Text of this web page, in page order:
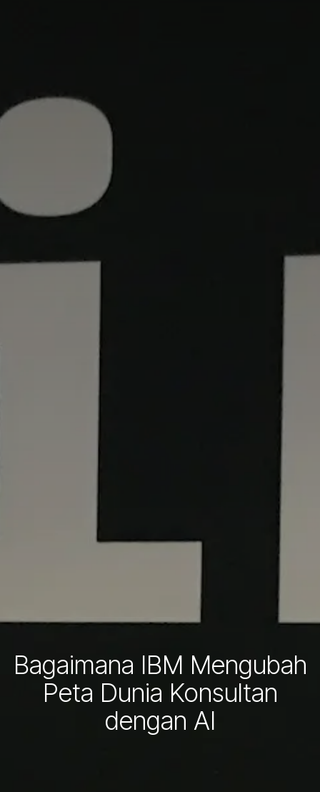
Bagaimana IBM Mengubah
Peta Dunia Konsultan
dengan AI